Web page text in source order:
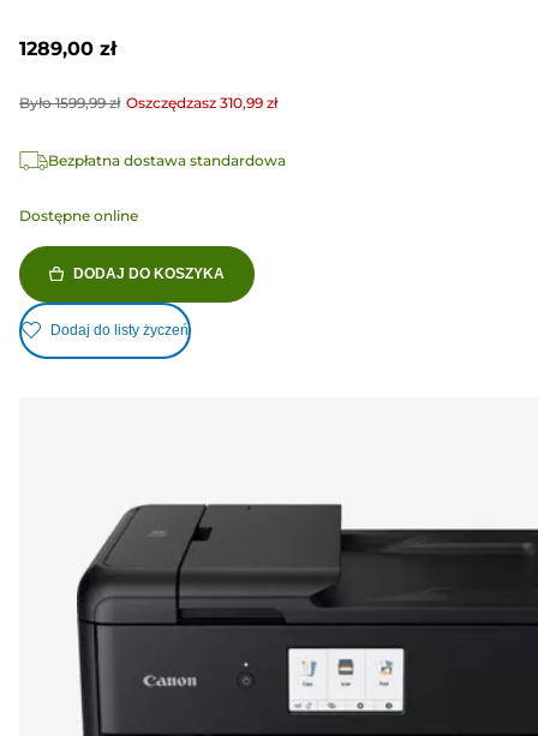
1289,00 zł
Było1599,99 zł Oszczędzasz 310,99 zł
Bezpłatna dostawa standardowa
Dostępne online
DODAJ DO KOSZYKA
Dodaj do listy życzeń